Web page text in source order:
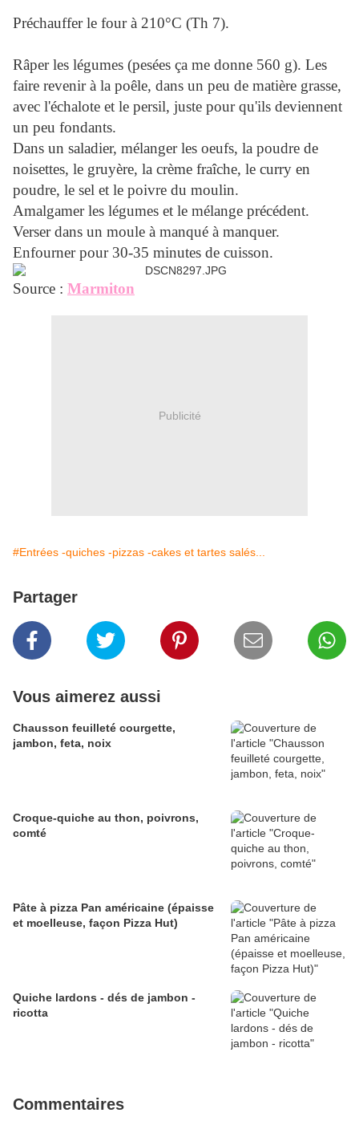
Préchauffer le four à 210°C (Th 7).
Râper les légumes (pesées ça me donne 560 g). Les
faire revenir à la poêle, dans un peu de matière grasse,
avec l'échalote et le persil, juste pour qu'ils deviennent
un peu fondants.
Dans un saladier, mélanger les oeufs, la poudre de
noisettes, le gruyère, la crème fraîche, le curry en
poudre, le sel et le poivre du moulin.
Amalgamer les légumes et le mélange précédent.
Verser dans un moule à manqué à manquer.
Enfourner pour 30-35 minutes de cuisson.
Source : Marmiton
Publicité
#Entrées -quiches -pizzas -cakes et tartes salés...
Partager
Vous aimerez aussi
Chausson feuilleté courgette,
jambon, feta, noix
Croque-quiche au thon, poivrons,
comté
Pâte à pizza Pan américaine (épaisse
et moelleuse, façon Pizza Hut)
Quiche lardons - dés de jambon -
ricotta
Commentaires